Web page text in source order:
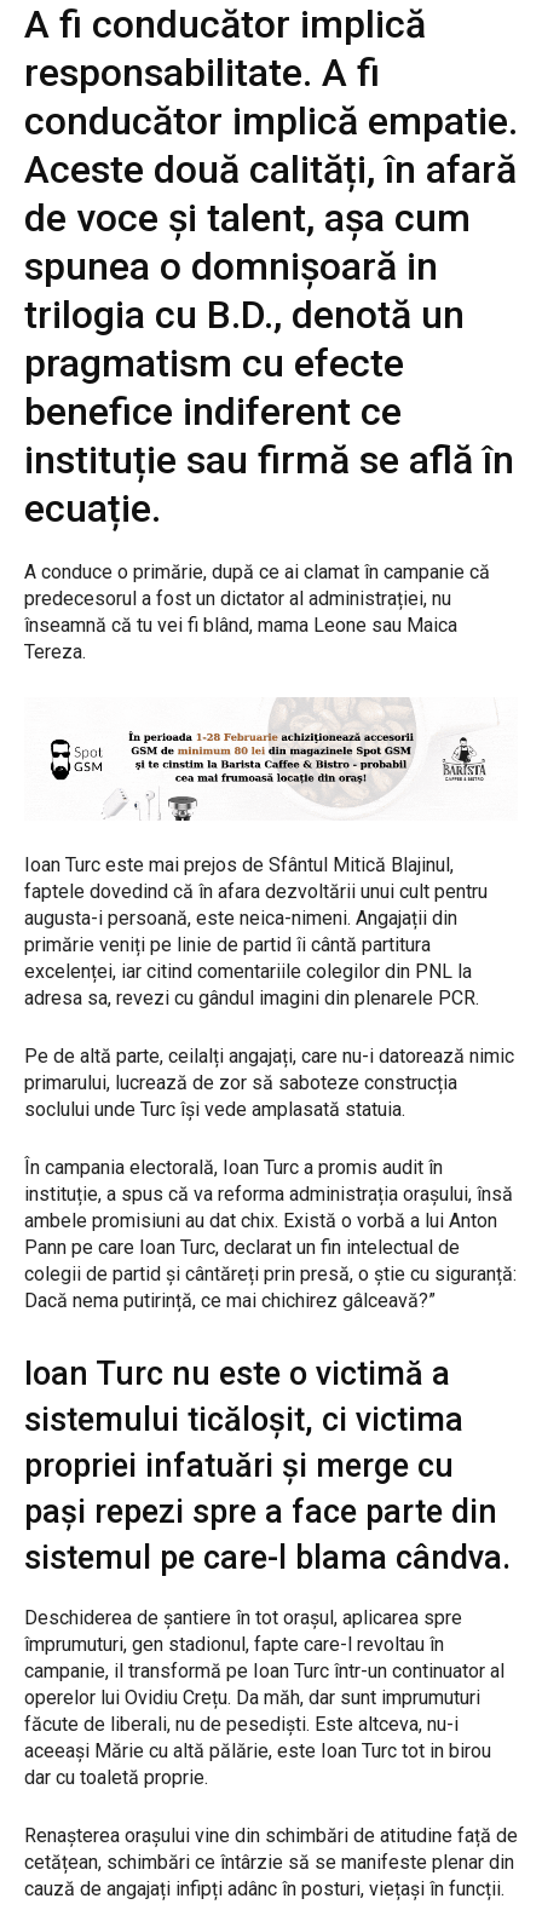
A fi conducător implică
responsabilitate. A fi
conducător implică empatie.
Aceste două calități, în afară
de voce și talent, așa cum
spunea o domnișoară in
trilogia cu B.D., denotă un
pragmatism cu efecte
benefice indiferent ce
instituție sau firmă se află în
ecuație.
A conduce o primărie, după ce ai clamat în campanie că
predecesorul a fost un dictator al administrației, nu
înseamnă că tu vei fi blând, mama Leone sau Maica
Tereza.
Ioan Turc este mai prejos de Sfântul Mitică Blajinul,
faptele dovedind că în afara dezvoltării unui cult pentru
augusta-i persoană, este neica-nimeni. Angajații din
primărie veniți pe linie de partid îi cântă partitura
excelenței, iar citind comentariile colegilor din PNL la
adresa sa, revezi cu gândul imagini din plenarele PCR.
Pe de altă parte, ceilalți angajați, care nu-i datorează nimic
primarului, lucrează de zor să saboteze construcția
soclului unde Turc își vede amplasată statuia.
În campania electorală, Ioan Turc a promis audit în
instituție, a spus că va reforma administrația orașului, însă
ambele promisiuni au dat chix. Există o vorbă a lui Anton
Pann pe care Ioan Turc, declarat un fin intelectual de
colegii de partid și cântăreți prin presă, o știe cu siguranță:
Dacă nema putirință, ce mai chichirez gâlceavă?”
Ioan Turc nu este o victimă a
sistemului ticăloșit, ci victima
propriei infatuări și merge cu
pași repezi spre a face parte din
sistemul pe care-l blama cândva.
Deschiderea de șantiere în tot orașul, aplicarea spre
împrumuturi, gen stadionul, fapte care-l revoltau în
campanie, il transformă pe Ioan Turc într-un continuator al
operelor lui Ovidiu Crețu. Da măh, dar sunt imprumuturi
făcute de liberali, nu de pesediști. Este altceva, nu-i
aceeași Mărie cu altă pălărie, este Ioan Turc tot in birou
dar cu toaletă proprie.
Renașterea orașului vine din schimbări de atitudine față de
cetățean, schimbări ce întârzie să se manifeste plenar din
cauză de angajați infipți adânc în posturi, viețași în funcții.